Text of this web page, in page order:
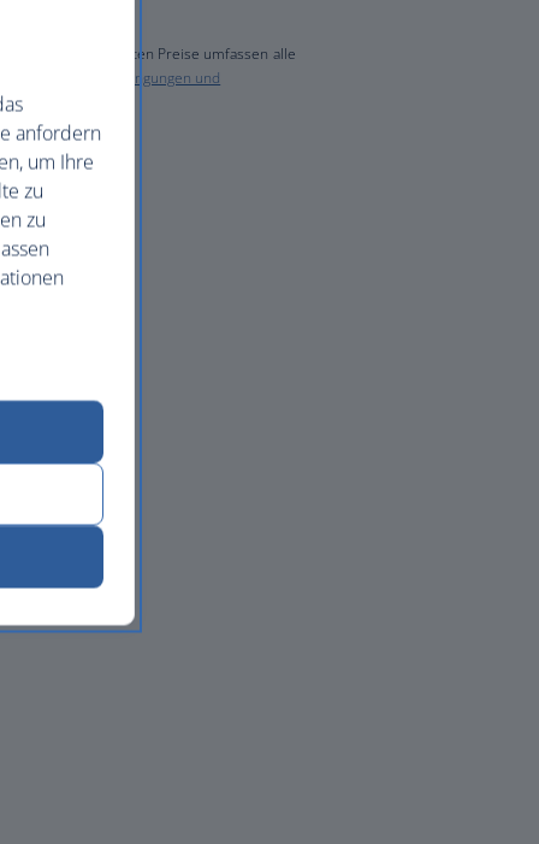
Die angezeigten Preise umfassen alle
Bedingungen und
anfordern
um Ihre
zu
zu